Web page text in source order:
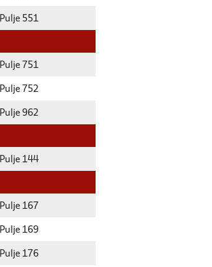
Pulje 551
Pulje 751
Pulje 752
Pulje 962
Pulje 144
Pulje 167
Pulje 169
Pulje 176